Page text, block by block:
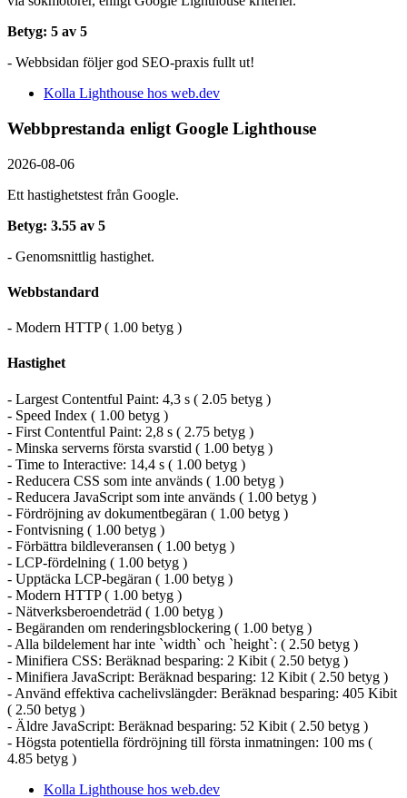
Betyg: 5 av 5
- Webbsidan följer god SEO-praxis fullt ut!
Kolla Lighthouse hos web.dev
Webbprestanda enligt Google Lighthouse
2026-08-06
Ett hastighetstest från Google.
Betyg: 3.55 av 5
- Genomsnittlig hastighet.
Webbstandard
- Modern HTTP ( 1.00 betyg )
Hastighet
- Largest Contentful Paint: 4,3 s ( 2.05 betyg )
- Speed Index ( 1.00 betyg )
- First Contentful Paint: 2,8 s ( 2.75 betyg )
- Minska serverns första svarstid ( 1.00 betyg )
- Time to Interactive: 14,4 s ( 1.00 betyg )
- Reducera CSS som inte används ( 1.00 betyg )
- Reducera JavaScript som inte används ( 1.00 betyg )
- Fördröjning av dokumentbegäran ( 1.00 betyg )
- Fontvisning ( 1.00 betyg )
- Förbättra bildleveransen ( 1.00 betyg )
- LCP-fördelning ( 1.00 betyg )
- Upptäcka LCP-begäran ( 1.00 betyg )
- Modern HTTP ( 1.00 betyg )
- Nätverksberoendeträd ( 1.00 betyg )
- Begäranden om renderingsblockering ( 1.00 betyg )
- Alla bildelement har inte `width` och `height`: ( 2.50 betyg )
- Minifiera CSS: Beräknad besparing: 2 Kibit ( 2.50 betyg )
- Minifiera JavaScript: Beräknad besparing: 12 Kibit ( 2.50 betyg )
- Använd effektiva cachelivslängder: Beräknad besparing: 405 Kibit
( 2.50 betyg )
- Äldre JavaScript: Beräknad besparing: 52 Kibit ( 2.50 betyg )
- Högsta potentiella fördröjning till första inmatningen: 100 ms (
4.85 betyg )
Kolla Lighthouse hos web.dev